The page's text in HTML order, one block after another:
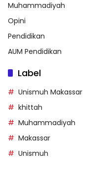
Muhammadiyah
Opini
Pendidikan
AUM Pendidikan
Label
Unismuh Makassar
khittah
Muhammadiyah
Makassar
Unismuh